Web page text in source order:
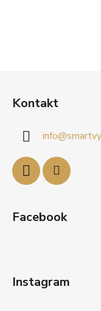
Kontakt
info@
Facebook
Instagram